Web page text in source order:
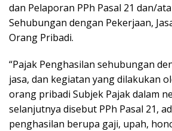
dan Pelaporan PPh Pasal 21 dan/
Sehubungan dengan Pekerjaan,
Orang Pribadi.
“Pajak Penghasilan sehubungan
jasa, dan kegiatan yang dilakukan
orang pribadi Subjek Pajak dalam
selanjutnya disebut PPh Pasal 21,
penghasilan berupa gaji, upah,